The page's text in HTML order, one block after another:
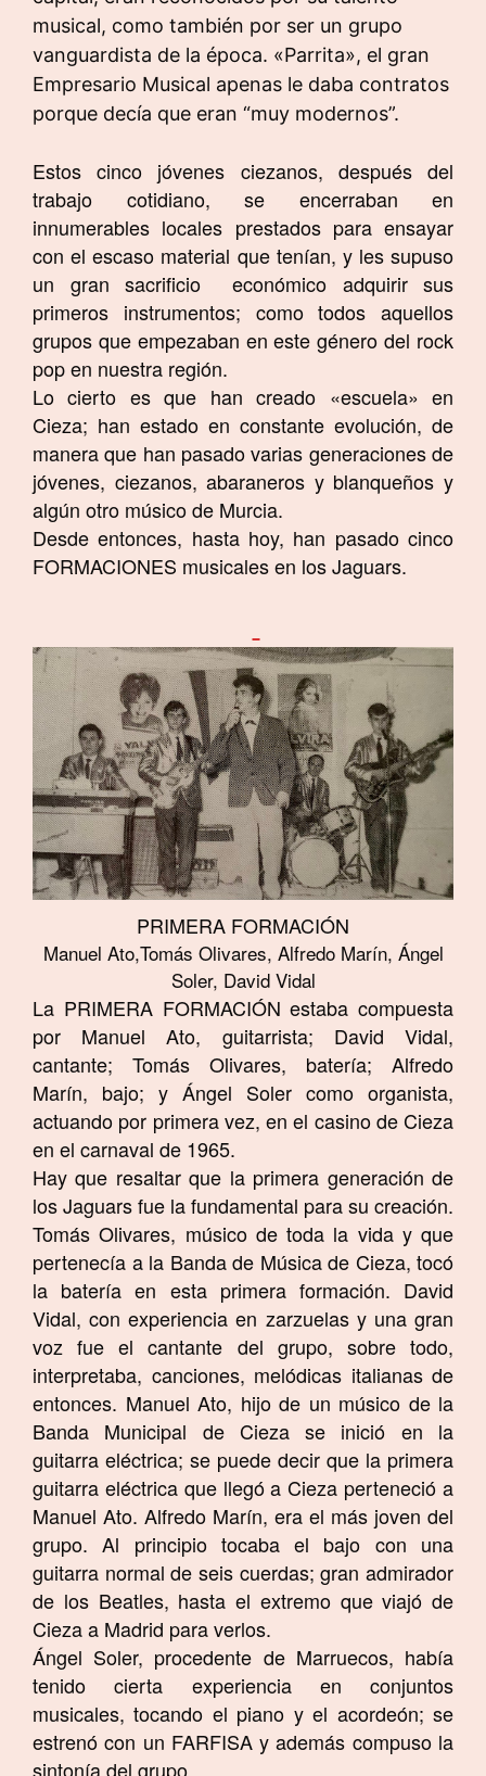
musical, como también por ser un grupo
vanguardista de la época. «Parrita», el gran
Empresario Musical apenas le daba contratos
porque decía que eran “muy modernos”.
Estos cinco jóvenes ciezanos, después del
trabajo cotidiano, se encerraban en
innumerables locales prestados para ensayar
con el escaso material que tenían, y les supuso
un gran sacrificio
económico adquirir sus
primeros instrumentos; como todos aquellos
grupos que empezaban en este género del rock
pop en nuestra región.
Lo cierto es que han creado «escuela» en
Cieza; han estado en constante evolución, de
manera que han pasado varias generaciones de
jóvenes, ciezanos, abaraneros y blanqueños y
algún otro músico de Murcia.
Desde entonces, hasta hoy, han pasado cinco
FORMACIONES musicales en los Jaguars.
PRIMERA FORMACIÓN
Manuel Ato,Tomás Olivares, Alfredo Marín, Ángel
Soler, David Vidal
La PRIMERA FORMACIÓN estaba compuesta
por Manuel Ato, guitarrista; David Vidal,
cantante; Tomás Olivares, batería; Alfredo
Marín, bajo; y Ángel Soler como organista,
actuando por primera vez, en el casino de Cieza
en el carnaval de 1965.
Hay que resaltar que la primera generación de
los Jaguars fue la fundamental para su creación.
Tomás Olivares, músico de toda la vida y que
pertenecía a la Banda de Música de Cieza, tocó
la batería en esta primera formación. David
Vidal, con experiencia en zarzuelas y una gran
voz fue el cantante del grupo, sobre todo,
interpretaba, canciones, melódicas italianas de
entonces. Manuel Ato, hijo de un músico de la
Banda Municipal de Cieza se inició en la
guitarra eléctrica; se puede decir que la primera
guitarra eléctrica que llegó a Cieza perteneció a
Manuel Ato. Alfredo Marín, era el más joven del
grupo. Al principio tocaba el bajo con una
guitarra normal de seis cuerdas; gran admirador
de los Beatles, hasta el extremo que viajó de
Cieza a Madrid para verlos.
Ángel Soler, procedente de Marruecos, había
tenido cierta experiencia en conjuntos
musicales, tocando el piano y el acordeón; se
estrenó con un FARFISA y además compuso la
sintonía del grupo.